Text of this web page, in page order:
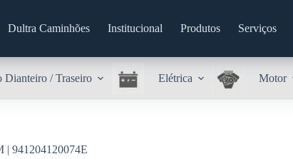
Dultra Caminhões Institucional Produtos Serviços
Dianteiro / Traseiro Elétrica Motor
941204120074E